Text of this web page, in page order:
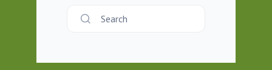
Search